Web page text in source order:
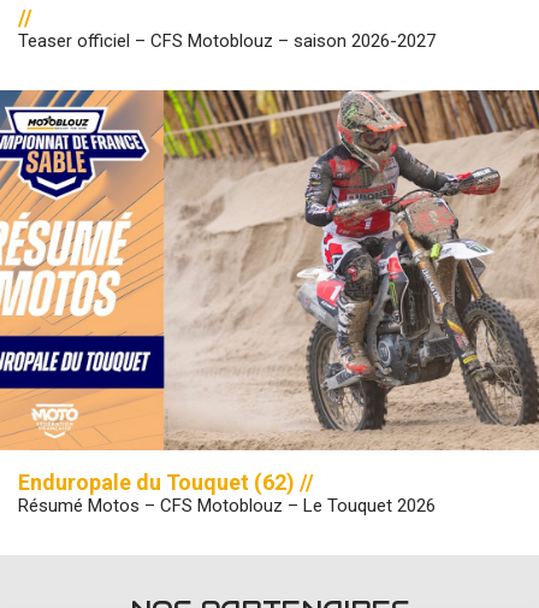
//
Teaser officiel – CFS Motoblouz – saison 2026-2027
Enduropale du Touquet (62) //
Résumé Motos – CFS Motoblouz – Le Touquet 2026